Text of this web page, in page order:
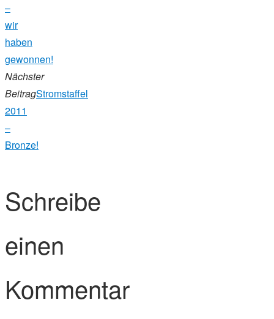
–
wir
haben
gewonnen!
Nächster
BeitragStromstaffel
2011
–
Bronze!
Schreibe
einen
Kommentar